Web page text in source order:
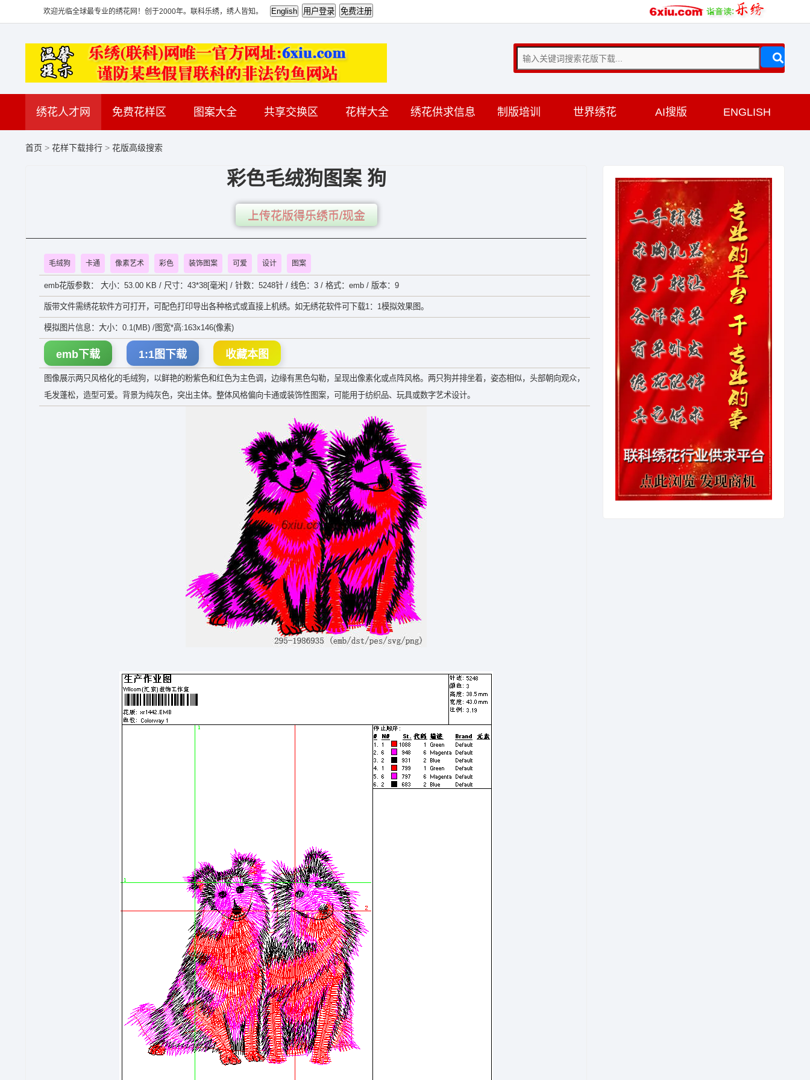
欢迎光临全球最专业的绣花网！创于2000年。联科乐绣，绣人皆知。
绣花人才网 免费花样区 图案大全 共享交换区 花样大全 绣花供求信息 制版培训 世界绣花 AI搜版 ENGLISH
首页 > 花样下载排行 > 花版高级搜索
彩色毛绒狗图案 狗
上传花版得乐绣币/现金
毛绒狗 卡通 像素艺术 彩色 装饰图案 可爱 设计 图案
emb花版参数： 大小：53.00 KB / 尺寸：43*38[毫米] / 针数：5248针 / 线色：3 / 格式：emb / 版本：9
版带文件需绣花软件方可打开，可配色打印导出各种格式或直接上机绣。如无绣花软件可下载1：1模拟效果图。
模拟图片信息：大小：0.1(MB) /图宽*高:163x146(像素)
emb下载 1:1图下载 收藏本图
图像展示两只风格化的毛绒狗，以鲜艳的粉紫色和红色为主色调，边缘有黑色勾勒，呈现出像素化或点阵风格。两只狗并排坐着，姿态相似，头部朝向观众，
毛发蓬松，造型可爱。背景为纯灰色，突出主体。整体风格偏向卡通或装饰性图案，可能用于纺织品、玩具或数字艺术设计。